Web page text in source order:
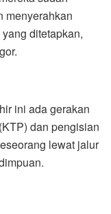
menyerahkan
ditetapkan,
ini ada gerakan
dan pengisian
lewat jalur